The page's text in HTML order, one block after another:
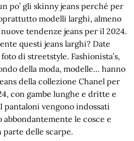
po’ gli skinny jeans perché per
modelli larghi, almeno
tendenze jeans per il 2024.
questi jeans larghi? Date
di streetstyle. Fashionista’s,
della moda, modelle… hanno
della collezione Chanel per
con gambe lunghe e dritte e
pantaloni vengono indossati
le cosce e
delle scarpe.